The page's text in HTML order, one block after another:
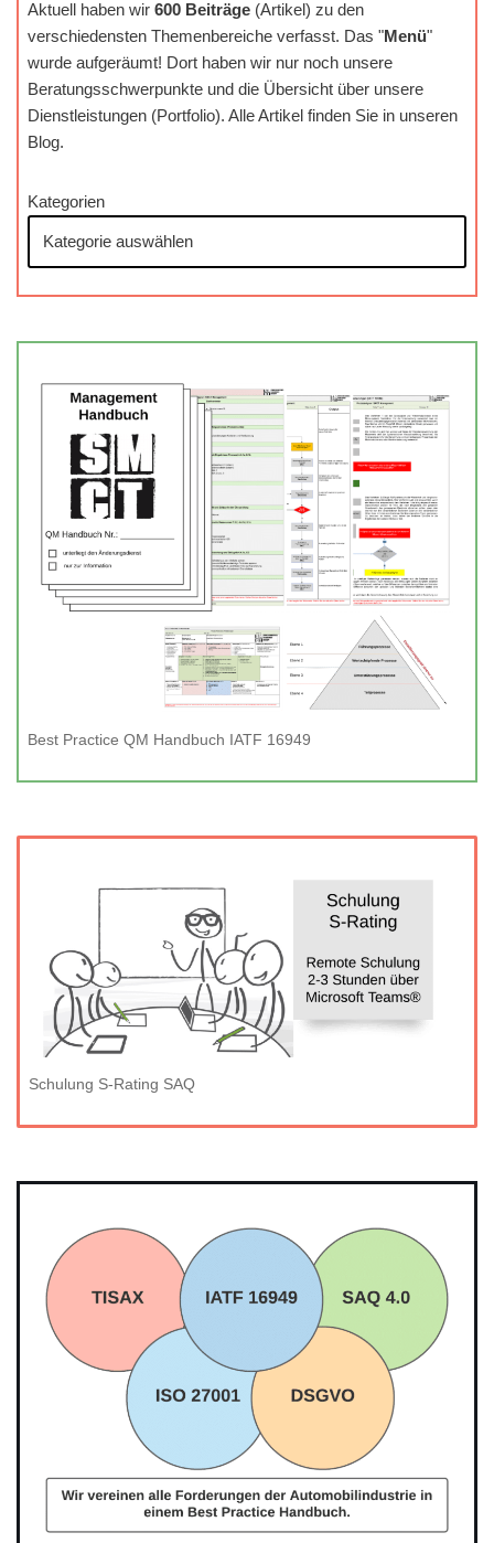
Aktuell haben wir 600 Beiträge (Artikel) zu den
verschiedensten Themenbereiche verfasst. Das "Menü"
wurde aufgeräumt! Dort haben wir nur noch unsere
Beratungsschwerpunkte und die Übersicht über unsere
Dienstleistungen (Portfolio). Alle Artikel finden Sie in unseren
Blog.
Kategorien
Best Practice QM Handbuch IATF 16949
Schulung S-Rating SAQ